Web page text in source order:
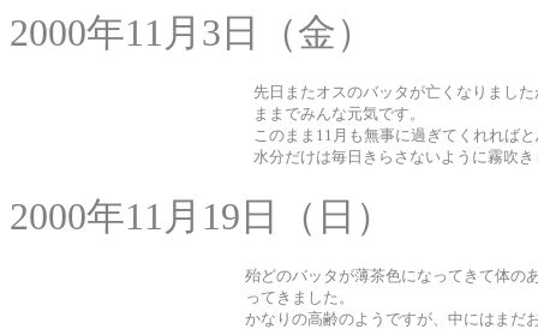
2000年11月3日（金）
先日またオスのバッタが亡くなりまし
ままでみんな元気です。
このまま11月も無事に過ぎてくれれば
水分だけは毎日きらさないように霧吹
2000年11月19日（日）
殆どのバッタが薄茶色になってきて体の
ってきました。
かなりの高齢のようですが、中にはまだ